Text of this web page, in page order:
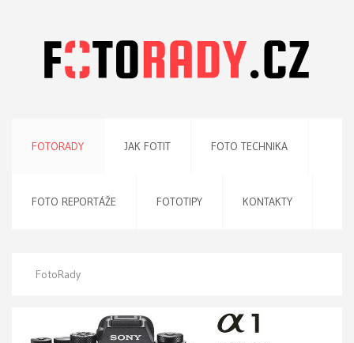
FOTORADY JAK FOTIT FOTO TECHNIKA
FOTO REPORTÁŽE FOTOTIPY KONTAKTY
FotoRady